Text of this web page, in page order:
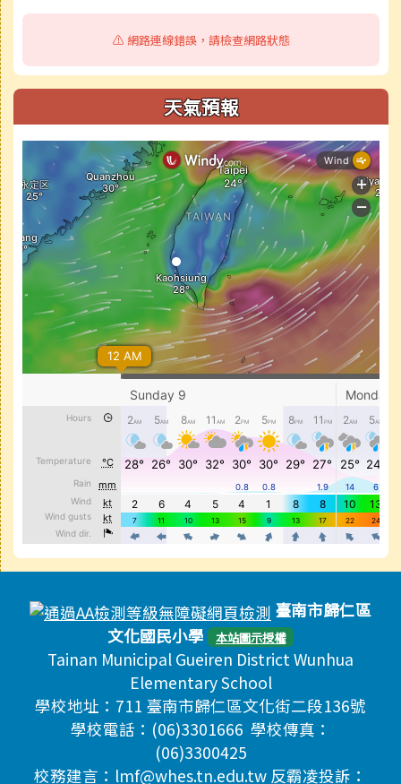
⚠️ 網路連線錯誤，請檢查網路狀態
天氣預報
頁尾區域內容
臺南市歸仁區
文化國民小學 本站圖示授權
Tainan Municipal Gueiren District Wunhua
Elementary School
學校地址：711 臺南市歸仁區文化街二段136號
學校電話：(06)3301666 學校傳真：
(06)3300425
校務建言：lmf@whes.tn.edu.tw 反霸凌投訴：